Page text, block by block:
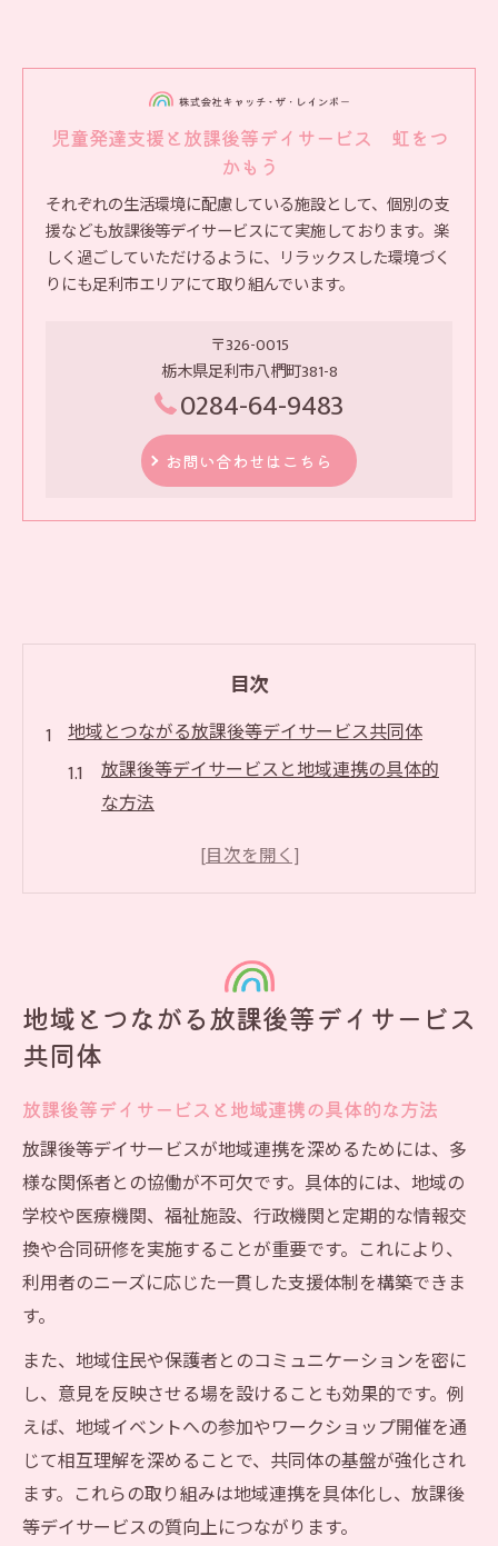
児童発達支援と放課後等デイサービス 虹をつ
かもう
それぞれの生活環境に配慮している施設として、個別の支
援なども放課後等デイサービスにて実施しております。楽
しく過ごしていただけるように、リラックスした環境づく
りにも足利市エリアにて取り組んでいます。
〒326-0015
栃木県足利市八椚町381-8
0284-64-9483
お問い合わせはこちら
目次
地域とつながる放課後等デイサービス共同体
放課後等デイサービスと地域連携の具体的
な方法
地域ニーズに応える放課後等デイサービス
放課後等デイサービスが担う地域貢献の実
際
利用者満足度を高めるための実践的工夫
放課後等デイサービス利用者満足度向上の
秘訣とは
個別支援で実現する放課後等デイサービス
の充実
安心感を提供する放課後等デイサービスの
工夫事例
スタッフ連携強化で高まる放課後等デイサ
ービスの信頼
安定経営を支える共同体形成の要点
地域とつながる放課後等デイサービス
共同体
放課後等デイサービスと地域連携の具体的な方法
放課後等デイサービスが地域連携を深めるためには、多
様な関係者との協働が不可欠です。具体的には、地域の
学校や医療機関、福祉施設、行政機関と定期的な情報交
換や合同研修を実施することが重要です。これにより、
利用者のニーズに応じた一貫した支援体制を構築できま
す。
また、地域住民や保護者とのコミュニケーションを密に
し、意見を反映させる場を設けることも効果的です。例
えば、地域イベントへの参加やワークショップ開催を通
じて相互理解を深めることで、共同体の基盤が強化され
ます。これらの取り組みは地域連携を具体化し、放課後
等デイサービスの質向上につながります。